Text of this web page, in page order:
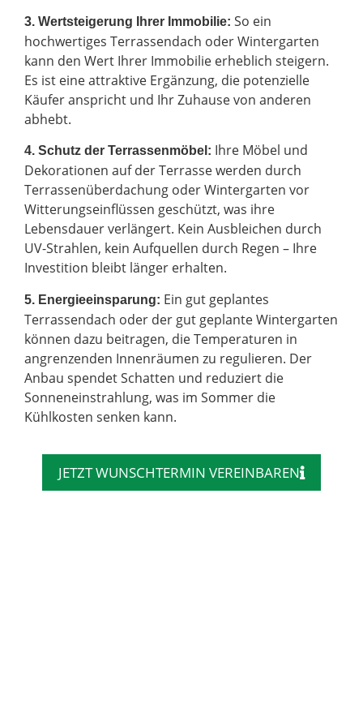
3. Wertsteigerung Ihrer Immobilie: So ein
hochwertiges Terrassendach oder Wintergarten
kann den Wert Ihrer Immobilie erheblich steigern.
Es ist eine attraktive Ergänzung, die potenzielle
Käufer anspricht und Ihr Zuhause von anderen
abhebt.
4. Schutz der Terrassenmöbel: Ihre Möbel und
Dekorationen auf der Terrasse werden durch
Terrassenüberdachung oder Wintergarten vor
Witterungseinflüssen geschützt, was ihre
Lebensdauer verlängert. Kein Ausbleichen durch
UV-Strahlen, kein Aufquellen durch Regen – Ihre
Investition bleibt länger erhalten.
5. Energieeinsparung: Ein gut geplantes
Terrassendach oder der gut geplante Wintergarten
können dazu beitragen, die Temperaturen in
angrenzenden Innenräumen zu regulieren. Der
Anbau spendet Schatten und reduziert die
Sonneneinstrahlung, was im Sommer die
Kühlkosten senken kann.
JETZT WUNSCHTERMIN VEREINBAREN